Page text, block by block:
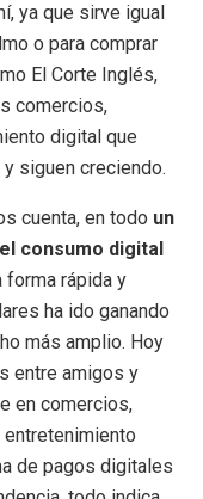
ya que sirve igual
o para comprar
El Corte Inglés,
comercios,
digital que
siguen creciendo.
cuenta, en todo un
consumo digital
forma rápida y
ha ido ganando
más amplio. Hoy
entre amigos y
en comercios,
de pagos digitales